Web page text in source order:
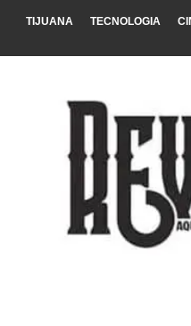
TIJUANA TECNOLOGIA